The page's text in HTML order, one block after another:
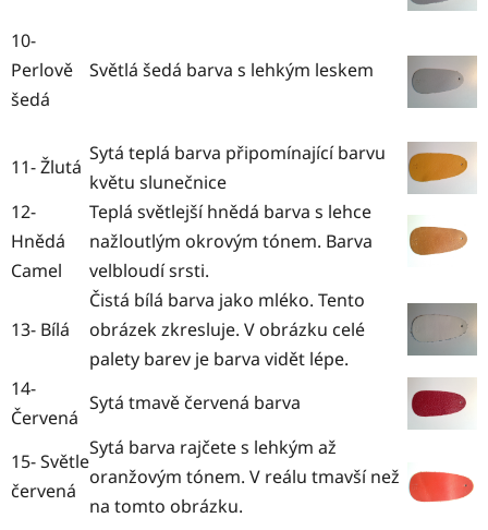
10-
Perlově
šedá
Světlá šedá barva s lehkým leskem
11- Žlutá
Sytá teplá barva připomínající barvu
květu slunečnice
12-
Hnědá
Camel
Teplá světlejší hnědá barva s lehce
nažloutlým okrovým tónem. Barva
velbloudí srsti.
13- Bílá
Čistá bílá barva jako mléko. Tento
obrázek zkresluje. V obrázku celé
palety barev je barva vidět lépe.
14-
Červená
Sytá tmavě červená barva
15- Světle
červená
Sytá barva rajčete s lehkým až
oranžovým tónem. V reálu tmavší než
na tomto obrázku.